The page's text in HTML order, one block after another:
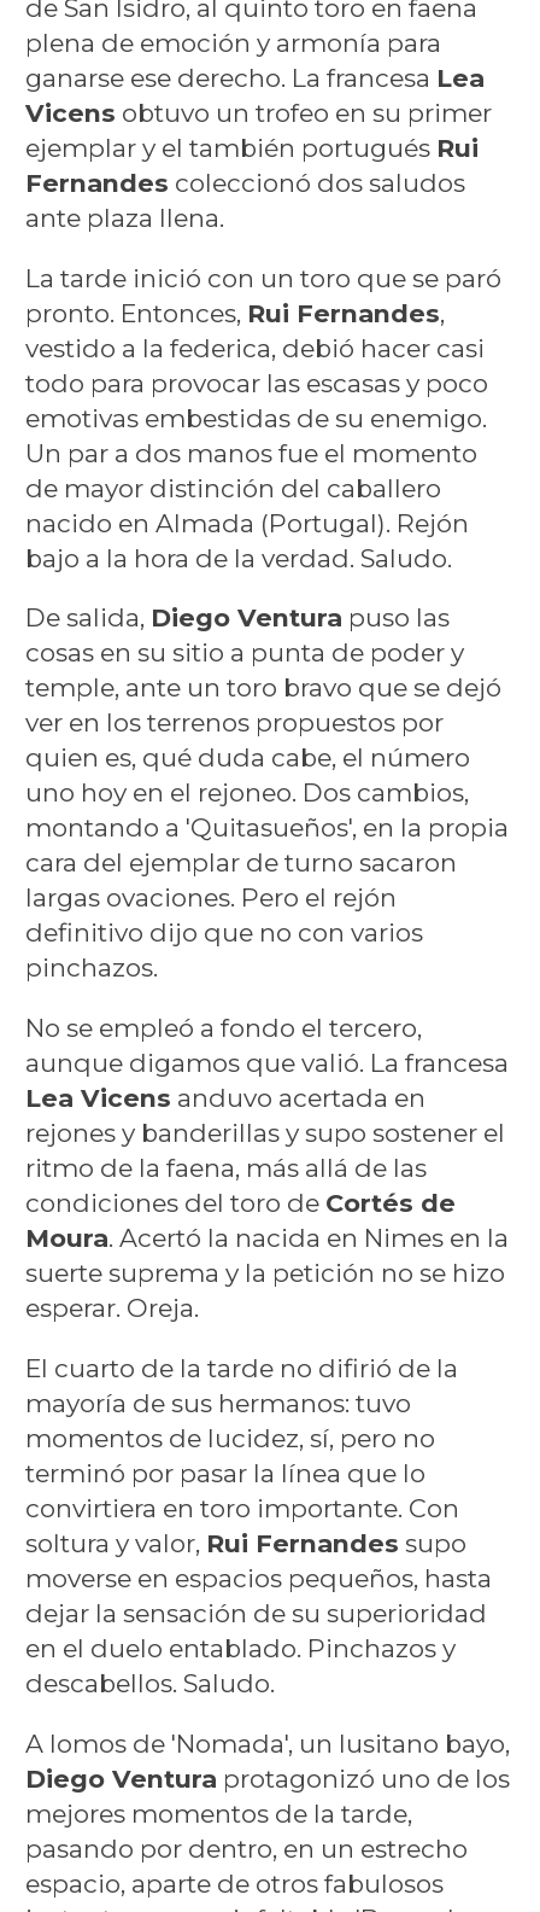
de San Isidro, al quinto toro en faena
plena de emoción y armonía para
ganarse ese derecho. La francesa Lea
Vicens obtuvo un trofeo en su primer
ejemplar y el también portugués Rui
Fernandes coleccionó dos saludos
ante plaza llena.
La tarde inició con un toro que se paró
pronto. Entonces, Rui Fernandes,
vestido a la federica, debió hacer casi
todo para provocar las escasas y poco
emotivas embestidas de su enemigo.
Un par a dos manos fue el momento
de mayor distinción del caballero
nacido en Almada (Portugal). Rejón
bajo a la hora de la verdad. Saludo.
De salida, Diego Ventura puso las
cosas en su sitio a punta de poder y
temple, ante un toro bravo que se dejó
ver en los terrenos propuestos por
quien es, qué duda cabe, el número
uno hoy en el rejoneo. Dos cambios,
montando a 'Quitasueños', en la propia
cara del ejemplar de turno sacaron
largas ovaciones. Pero el rejón
definitivo dijo que no con varios
pinchazos.
No se empleó a fondo el tercero,
aunque digamos que valió. La francesa
Lea Vicens anduvo acertada en
rejones y banderillas y supo sostener el
ritmo de la faena, más allá de las
condiciones del toro de Cortés de
Moura. Acertó la nacida en Nimes en la
suerte suprema y la petición no se hizo
esperar. Oreja.
El cuarto de la tarde no difirió de la
mayoría de sus hermanos: tuvo
momentos de lucidez, sí, pero no
terminó por pasar la línea que lo
convirtiera en toro importante. Con
soltura y valor, Rui Fernandes supo
moverse en espacios pequeños, hasta
dejar la sensación de su superioridad
en el duelo entablado. Pinchazos y
descabellos. Saludo.
A lomos de 'Nomada', un lusitano bayo,
Diego Ventura protagonizó uno de los
mejores momentos de la tarde,
pasando por dentro, en un estrecho
espacio, aparte de otros fabulosos